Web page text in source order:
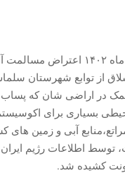
پنج شنبه ۲۱دی ماه ۱۴۰۲ اعتراض
از توابع شهرستان
نمک در اراضی شان که
بسیاری برای
آبی و زمین های
توسط اطلاعات رژیم
کشیده شد.